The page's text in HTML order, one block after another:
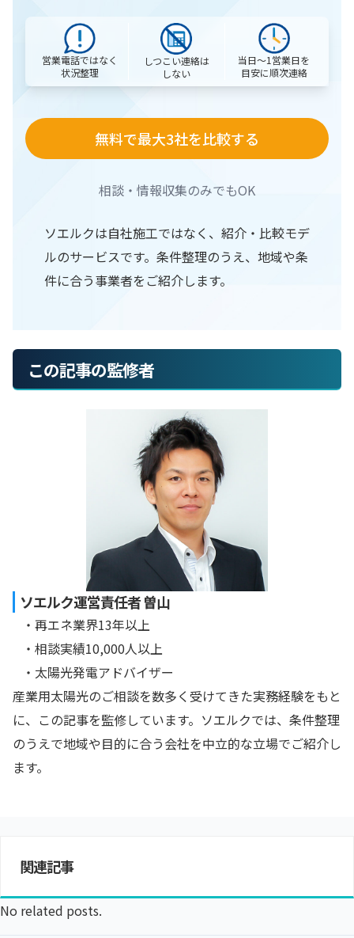
営業電話ではなく
状況整理
しつこい連絡は
しない
当日〜1営業日を
目安に順次連絡
無料で最大3社を比較する
相談・情報収集のみでもOK
ソエルクは自社施工ではなく、紹介・比較モデ
ルのサービスです。条件整理のうえ、地域や条
件に合う事業者をご紹介します。
この記事の監修者
ソエルク運営責任者 曽山
・再エネ業界13年以上
・相談実績10,000人以上
・太陽光発電アドバイザー
産業用太陽光のご相談を数多く受けてきた実務経験をもと
に、この記事を監修しています。ソエルクでは、条件整理
のうえで地域や目的に合う会社を中立的な立場でご紹介し
ます。
関連記事
No related posts.